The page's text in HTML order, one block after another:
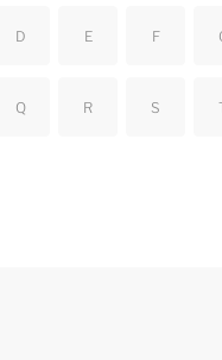
D E F
Q R S